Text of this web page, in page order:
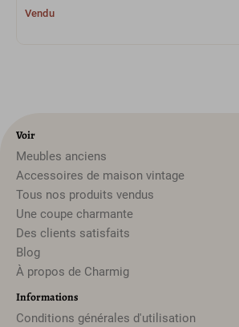
Vendu
Voir
Meubles anciens
Accessoires de maison vintage
Tous nos produits vendus
Une coupe charmante
Des clients satisfaits
Blog
À propos de Charmig
Informations
Conditions générales d'utilisation